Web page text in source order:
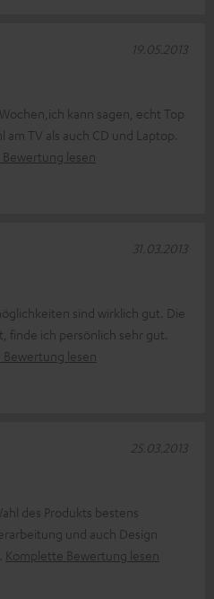
kann sagen, echt Top
TV als auch CD und Laptop.
lesen
19.05.2013
sind wirklich gut. Die
finde ich persönlich sehr gut.
Bewertung lesen
31.03.2013
des Produkts bestens
und auch Design
Komplette Bewertung lesen
25.03.2013